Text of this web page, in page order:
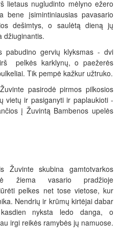
lietaus nugludinto mėlyno ežero
įsimintiniausias pavasario
dešimtys, o saulėtą dieną jų
džiuginantis.
pabudino gervių klyksmas - dvi
pelkės karklynų, o paežerės
Tik pempė kažkur užtruko.
pasirodė pirmos pilkosios
vietų ir pasiganyti ir paplaukioti -
į Žuvintą Bambenos upelės
Žuvinte skubina gamtotvarkos
žiema vasario pradžioje
pelkes net tose vietose, kur
Nendrių ir krūmų kirtėjai dabar
nyksta ledo danga, o
irgi reikės ramybės jų namuose.